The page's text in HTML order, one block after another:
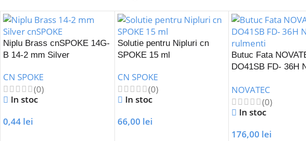
Niplu Brass cnSPOKE 14G-
B 14-2 mm Silver
CN SPOKE
(0)
In stoc
0,44 lei
Solutie pentru Nipluri cn
SPOKE 15 ml
CN SPOKE
(0)
In stoc
66,00 lei
Butuc Fata
DO41SB FD- 36H
NOVATEC
(0)
In stoc
176,00 lei